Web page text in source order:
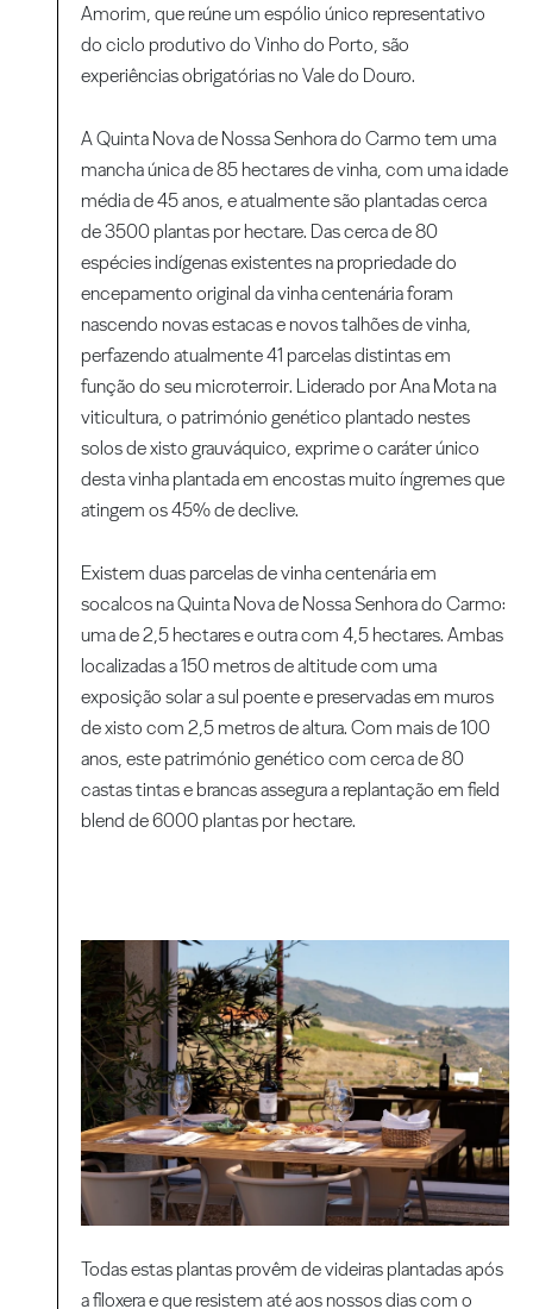
Amorim, que reúne um espólio único representativo
do ciclo produtivo do Vinho do Porto, são
experiências obrigatórias no Vale do Douro.
A Quinta Nova de Nossa Senhora do Carmo tem uma
mancha única de 85 hectares de vinha, com uma idade
média de 45 anos, e atualmente são plantadas cerca
de 3500 plantas por hectare. Das cerca de 80
espécies indígenas existentes na propriedade do
encepamento original da vinha centenária foram
nascendo novas estacas e novos talhões de vinha,
perfazendo atualmente 41 parcelas distintas em
função do seu microterroir. Liderado por Ana Mota na
viticultura, o património genético plantado nestes
solos de xisto grauváquico, exprime o caráter único
desta vinha plantada em encostas muito íngremes que
atingem os 45% de declive.
Existem duas parcelas de vinha centenária em
socalcos na Quinta Nova de Nossa Senhora do Carmo:
uma de 2,5 hectares e outra com 4,5 hectares. Ambas
localizadas a 150 metros de altitude com uma
exposição solar a sul poente e preservadas em muros
de xisto com 2,5 metros de altura. Com mais de 100
anos, este património genético com cerca de 80
castas tintas e brancas assegura a replantação em field
blend de 6000 plantas por hectare.
Todas estas plantas provêm de videiras plantadas após
a filoxera e que resistem até aos nossos dias com o